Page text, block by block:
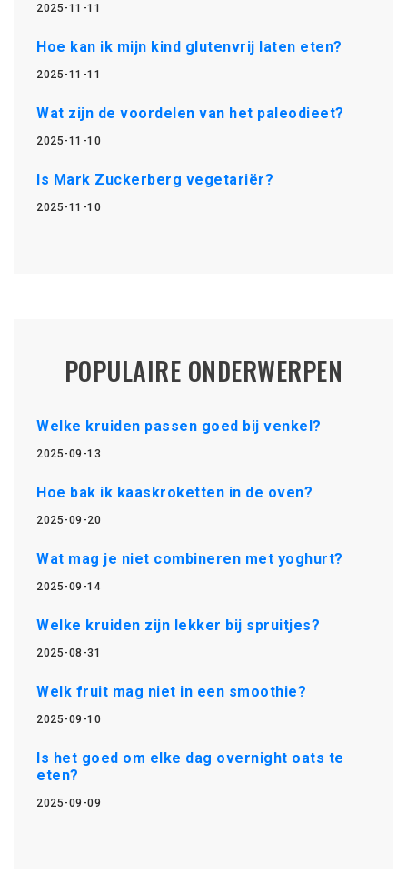
2025-11-11
Hoe kan ik mijn kind glutenvrij laten eten?
2025-11-11
Wat zijn de voordelen van het paleodieet?
2025-11-10
Is Mark Zuckerberg vegetariër?
2025-11-10
POPULAIRE ONDERWERPEN
Welke kruiden passen goed bij venkel?
2025-09-13
Hoe bak ik kaaskroketten in de oven?
2025-09-20
Wat mag je niet combineren met yoghurt?
2025-09-14
Welke kruiden zijn lekker bij spruitjes?
2025-08-31
Welk fruit mag niet in een smoothie?
2025-09-10
Is het goed om elke dag overnight oats te
eten?
2025-09-09